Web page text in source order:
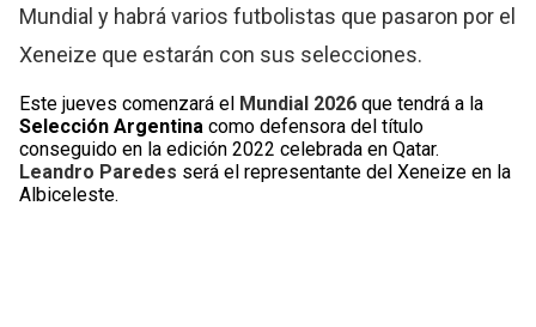
Mundial y habrá varios futbolistas que pasaron por el
Xeneize que estarán con sus selecciones.
Este jueves comenzará el Mundial 2026 que tendrá a la
Selección Argentina como defensora del título
conseguido en la edición 2022 celebrada en Qatar.
Leandro Paredes será el representante del Xeneize en la
Albiceleste.